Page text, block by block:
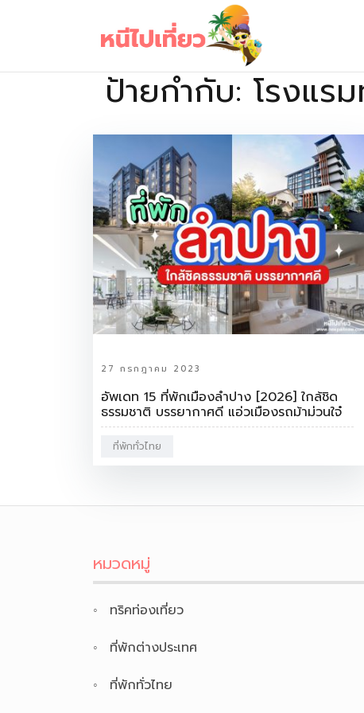
เว็บไซต์รวบรวมที่พัก ที่เที่ยว ที่กิน ไว้ในที่เดียว
ป้ายกำกับ: โรงแร
27 กรกฎาคม 2023
อัพเดท 15 ที่พักเมืองลำปาง [2026] ใกล้ชิด
ธรรมชาติ บรรยากาศดี แอ่วเมืองรถม้าม่วนใจ๋
ที่พักทั่วไทย
หมวดหมู่
ทริคท่องเที่ยว
ที่พักต่างประเทศ
ที่พักทั่วไทย